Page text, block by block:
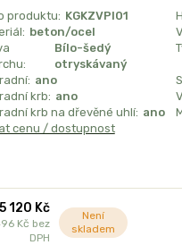
produktu: KGKZVPI01
beton/ocel
Bílo-šedý
otryskávaný
ano
krb: ano
krb na dřevěné uhlí: ano
cenu / dostupnost
120 Kč
Kč bez
DPH
Není
skladem